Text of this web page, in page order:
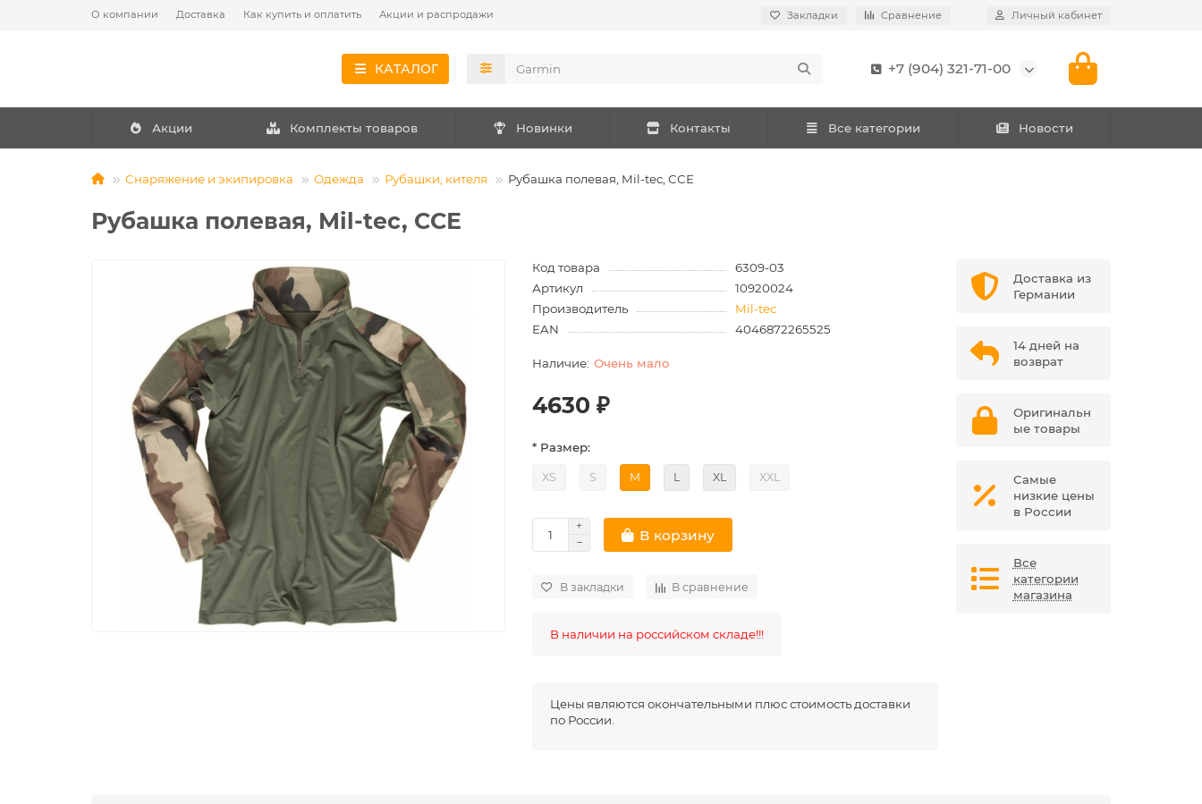
О компании Доставка Как купить и оплатить Акции и распродажи Закладки Сравнение Личный кабинет
КАТАЛОГ +7 (904) 321-71-00
Акции Комплекты товаров Новинки Контакты Все категории Новости
Снаряжение и экипировка Одежда Рубашки, кителя Рубашка полевая, Mil-tec, ССЕ
Рубашка полевая, Mil-tec, ССЕ
Код товара
6309-03
Артикул
10920024
Производитель
Mil-tec
EAN
4046872265525
Очень мало
4630 ₽
* Размер:
XS S M L XL XXL
В корзину
В закладки В сравнение
В наличии на российском складе!!!
Цены являются окончательными плюс стоимость доставки
по России.
Доставка из
Германии
14 дней на
возврат
Оригинальн
ые товары
Самые
низкие цены
в России
Все
категории
магазина